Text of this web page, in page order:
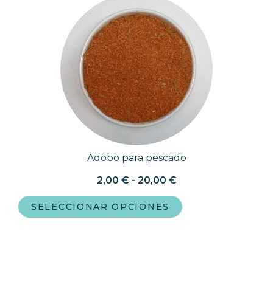
Adobo para pescado
2,00 € - 20,00 €
SELECCIONAR OPCIONES